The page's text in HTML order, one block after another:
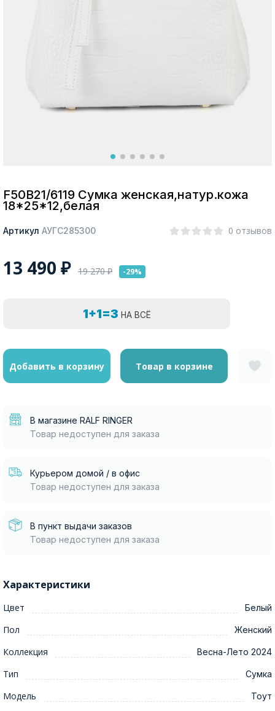
Москва
Да, все верно Изменить город
Покупателям
F50B21/6119 Сумка женская,натур.кожа
18*25*12,белая
Артикул АУГС285300 0 отзывов
13 490 ₽ 19 270₽ -29%
1+1=3 НА ВСЁ
Добавить в корзину Товар в корзине
В магазине RALF RINGER
Товар недоступен для заказа
Курьером домой / в офис
Товар недоступен для заказа
В пункт выдачи заказов
Товар недоступен для заказа
Характеристики
Цвет Белый
Пол Женский
Коллекция Весна-Лето 2024
Тип Сумка
Модель Тоут